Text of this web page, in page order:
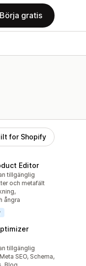
Börja gratis
for Shopify
Editor
tillgänglig
och metafält
ångra
tillgänglig
SEO, Schema,